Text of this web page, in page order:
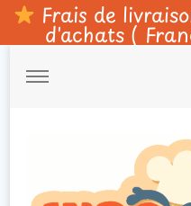
Frais de
d'achats (